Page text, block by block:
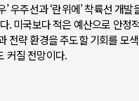
우주선과 ‘란위에’ 착륙선 개
. 미국보다 적은 예산으로 안
전략 환경을 주도할 기회를 모
커질 전망이다.